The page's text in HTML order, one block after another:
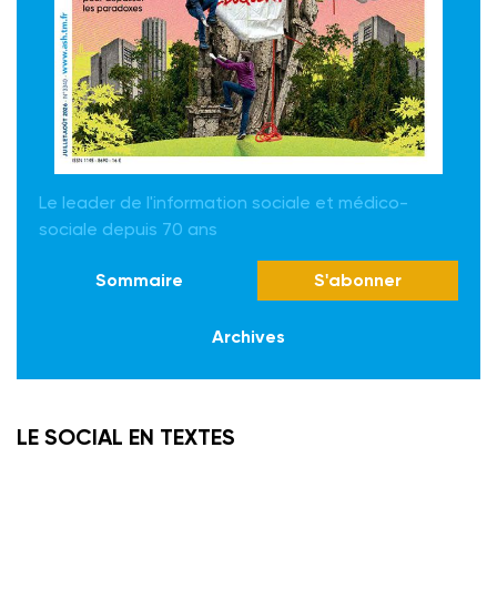
Le leader de l'information sociale et médico-
sociale depuis 70 ans
Sommaire S'abonner
Archives
LE SOCIAL EN TEXTES